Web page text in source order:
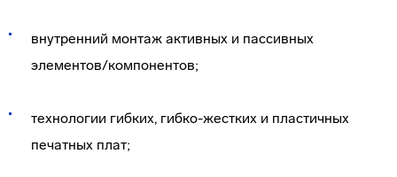
внутренний монтаж активных и пассивных
элементов/компонентов;
технологии гибких, гибко-жестких и пластичных
печатных плат;